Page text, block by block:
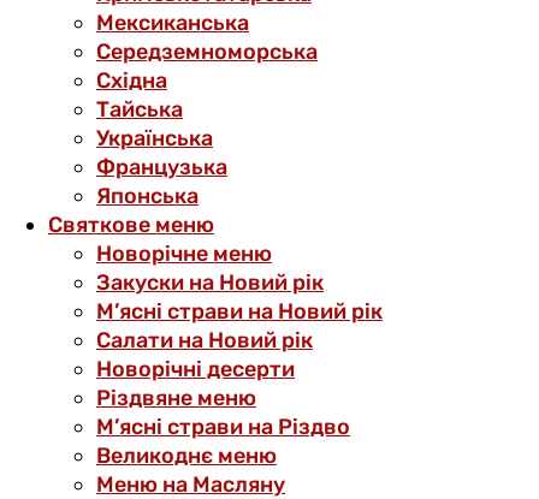
Мексиканська
Середземноморська
Східна
Тайська
Українська
Французька
Японська
Святкове меню
Новорічне меню
Закуски на Новий рік
М’ясні страви на Новий рік
Салати на Новий рік
Новорічні десерти
Різдвяне меню
М’ясні страви на Різдво
Великоднє меню
Меню на Масляну